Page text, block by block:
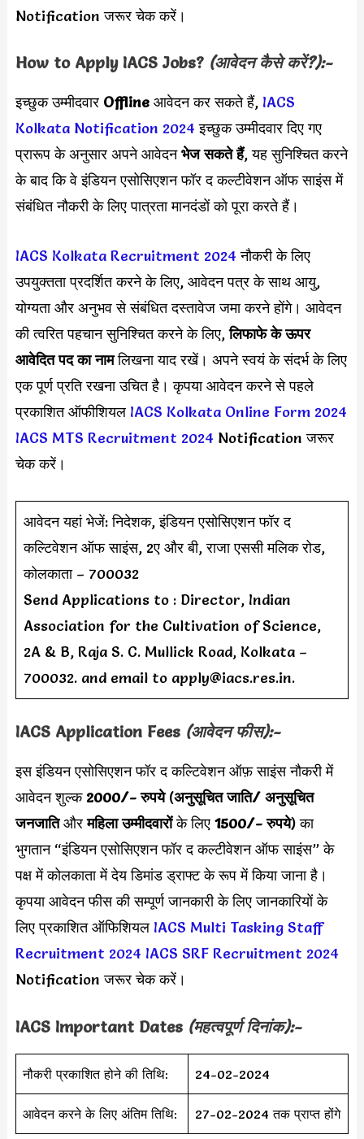
Notification जरूर चेक करें।
How to Apply IACS Jobs?(आवेदन कैसे करें?):-
इच्छुक उम्मीदवार Offline आवेदन कर सकते हैं, IACS
Kolkata Notification 2024 इच्छुक उम्मीदवार दिए गए
प्रारूप के अनुसार अपने आवेदनभेज सकते हैं, यह सुनिश्चित करने
के बाद कि वे इंडियन एसोसिएशन फॉर द कल्टीवेशन ऑफ साइंस में
संबंधित नौकरी के लिए पात्रता मानदंडों को पूरा करते हैं।
IACS Kolkata Recruitment 2024 नौकरी के लिए
उपयुक्तता प्रदर्शित करने के लिए, आवेदन पत्र के साथ आयु,
योग्यता और अनुभव से संबंधित दस्तावेज जमा करने होंगे। आवेदन
की त्वरित पहचान सुनिश्चित करने के लिए,लिफाफे के ऊपर
आवेदित पद का नामलिखना याद रखें। अपने स्वयं के संदर्भ के लिए
एक पूर्ण प्रति रखना उचित है। कृपया आवेदन करने से पहले
प्रकाशित ऑफीशियल IACS Kolkata Online Form 2024
IACS MTS Recruitment 2024 Notification जरूर
चेक करें।
आवेदन यहां भेजें: निदेशक, इंडियन एसोसिएशन फॉर द
कल्टिवेशन ऑफ साइंस, 2ए और बी, राजा एससी मलिक रोड,
कोलकाता – 700032
Send Applications to : Director, Indian
Association for the Cultivation of Science,
2A & B, Raja S. C. Mullick Road, Kolkata –
700032. and email to apply@iacs.res.in.
IACS Application Fees (आवेदन फीस):-
इस इंडियन एसोसिएशन फॉर द कल्टिवेशन ऑफ़ साइंस नौकरी में
आवेदन शुल्क2000/- रुपये(अनुसूचित जाति/ अनुसूचित
जनजातिऔरमहिला उम्मीदवारोंके लिए 1500/- रुपये) का
भुगतान “इंडियन एसोसिएशन फॉर द कल्टीवेशन ऑफ साइंस” के
पक्ष में कोलकाता में देय डिमांड ड्राफ्ट के रूप में किया जाना है।
कृपया आवेदन फीस की सम्पूर्ण जानकारी के लिए जानकारियों के
लिए प्रकाशित ऑफिशियल IACS Multi Tasking Staff
Recruitment 2024 IACS SRF Recruitment 2024
Notification जरूर चेक करें।
IACS Important Dates (महत्वपूर्ण दिनांक):-
नौकरी प्रकाशित होने की तिथि: 24-02-2024
आवेदन करने के लिए अंतिम तिथि: 27-02-2024 तक प्राप्त होंगे